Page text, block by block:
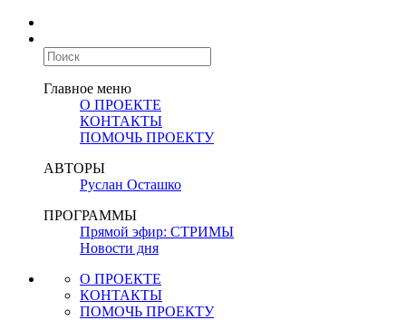
Главное меню
О ПРОЕКТЕ
КОНТАКТЫ
ПОМОЧЬ ПРОЕКТУ
АВТОРЫ
Руслан Осташко
ПРОГРАММЫ
Прямой эфир: СТРИМЫ
Новости дня
О ПРОЕКТЕ
КОНТАКТЫ
ПОМОЧЬ ПРОЕКТУ